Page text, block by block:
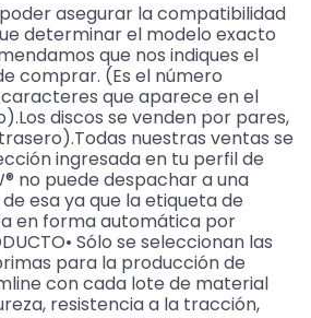
poder asegurar la compatibilidad
determinar el modelo exacto
que nos indiques el
comprar. (Es el número
que aparece en el
discos se venden por pares,
nuestras ventas se
ingresada en tu perfil de
no puede despachar a una
esa ya que la etiqueta de
en forma automática por
Sólo se seleccionan las
para la producción de
con cada lote de material
resistencia a la tracción,